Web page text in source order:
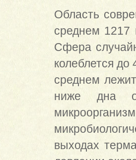
Область
среднем
Сфера
колеблется
среднем
ниже дна
выходах